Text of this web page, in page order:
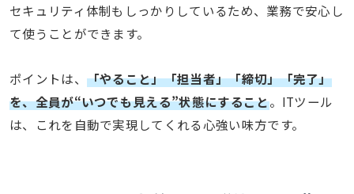
セキュリティ体制もしっかりしているため、業務で安心し
て使うことができます。
ポイントは、 「やること」「担当者」「締切」「完了」
を、全員が“いつでも見える”状態にすること。ITツール
は、これを自動で実現してくれる心強い味方です。